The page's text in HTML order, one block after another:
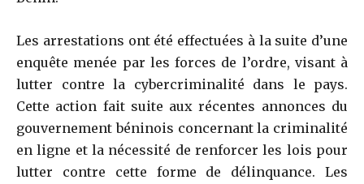
Les arrestations ont été effectuées à la suite d’une
enquête menée par les forces de l’ordre, visant à
lutter contre la cybercriminalité dans le pays.
Cette action fait suite aux récentes annonces du
gouvernement béninois concernant la criminalité
en ligne et la nécessité de renforcer les lois pour
lutter contre cette forme de délinquance. Les